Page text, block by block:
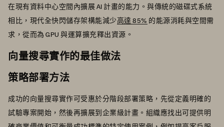
在現有資料中心空間內擴展 AI 計畫的能力。與傳統的磁碟式系統
相比，現代全快閃儲存架構能減少高達 85% 的能源消耗與空間需
求，從而為 GPU 與運算擴充釋出資源。
向量搜尋實作的最佳做法
策略部署方法
成功的向量搜尋實作可受惠於分階段部署策略，先從定義明確的
試驗專案開始，然後再擴展到企業級計畫。組織應找出可提供明